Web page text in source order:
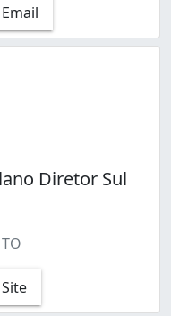
Email
Diretor Sul
Site